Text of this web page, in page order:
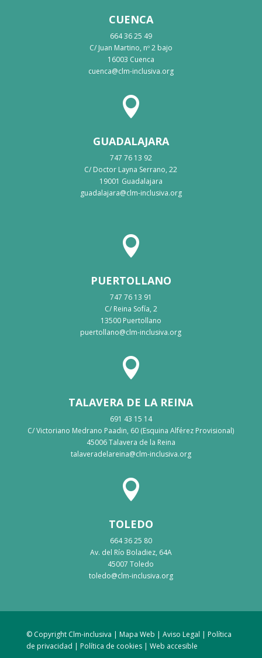
CUENCA
664 36 25 49
C/ Juan Martino, nº 2 bajo
16003 Cuenca
cuenca@clm-inclusiva.org

GUADALAJARA
747 76 13 92
C/ Doctor Layna Serrano, 22
19001 Guadalajara
guadalajara@clm-inclusiva.org

PUERTOLLANO
747 76 13 91
C/ Reina Sofía, 2
13500 Puertollano
puertollano@clm-inclusiva.org

TALAVERA DE LA REINA
691 43 15 14
C/ Victoriano Medrano Paadin, 60 (Esquina Alférez Provisional)
45006 Talavera de la Reina
talaveradelareina@clm-inclusiva.org

TOLEDO
664 36 25 80
Av. del Río Boladiez, 64A
45007 Toledo
toledo@clm-inclusiva.org
© Copyright Clm-inclusiva | Mapa Web | Aviso Legal | Política
de privacidad | Política de cookies| Web accesible